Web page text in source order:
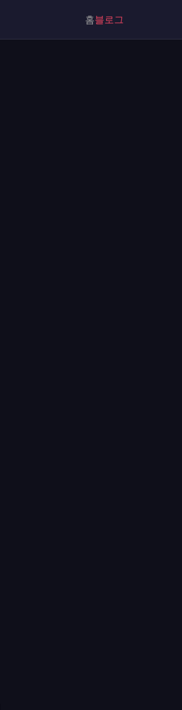
홈블로그